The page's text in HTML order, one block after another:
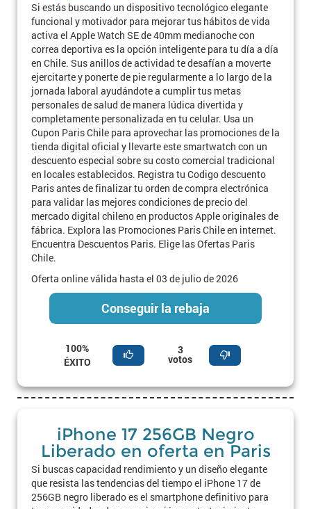
Si estás buscando un dispositivo tecnológico elegante
funcional y motivador para mejorar tus hábitos de vida
activa el Apple Watch SE de 40mm medianoche con
correa deportiva es la opción inteligente para tu día a día
en Chile. Sus anillos de actividad te desafían a moverte
ejercitarte y ponerte de pie regularmente a lo largo de la
jornada laboral ayudándote a cumplir tus metas
personales de salud de manera lúdica divertida y
completamente personalizada en tu celular. Usa un
Cupon Paris Chile para aprovechar las promociones de la
tienda digital oficial y llevarte este smartwatch con un
descuento especial sobre su costo comercial tradicional
en locales establecidos. Registra tu Codigo descuento
Paris antes de finalizar tu orden de compra electrónica
para validar las mejores condiciones de precio del
mercado digital chileno en productos Apple originales de
fábrica. Explora las Promociones Paris Chile en internet.
Encuentra Descuentos Paris. Elige las Ofertas Paris
Chile.
Oferta online válida hasta el 03 de julio de 2026
Conseguir la rebaja
100%
ÉXITO
3
votos
iPhone 17 256GB Negro
Liberado en oferta en Paris
Si buscas capacidad rendimiento y un diseño elegante
que resista las tendencias del tiempo el iPhone 17 de
256GB negro liberado es el smartphone definitivo para